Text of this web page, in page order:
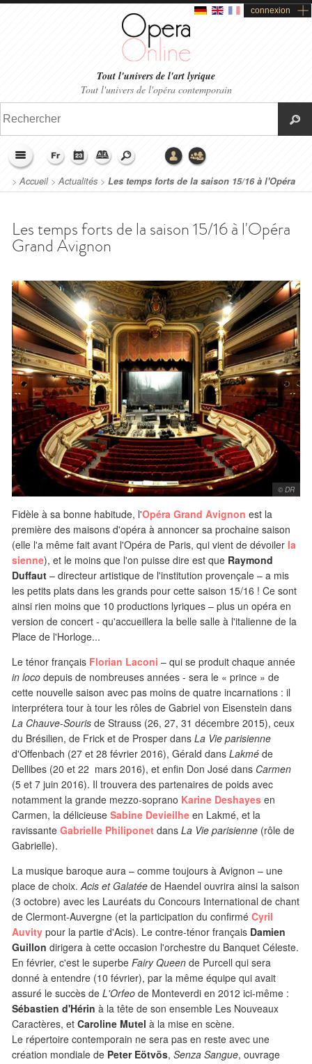
connexion
Tout l'univers de l'art lyrique
Tout l'univers de l'opéra contemporain
>Accueil>Actualités > Les temps forts de la saison 15/16 à l'Opéra
Grand Avignon
Les temps forts de la saison 15/16 à l'Opéra
Grand Avignon
© DR
Fidèle à sa bonne habitude, l'Opéra Grand Avignon est la
première des maisons d'opéra à annoncer sa prochaine saison
(elle l'a même fait avant l'Opéra de Paris, qui vient de dévoiler la
sienne), et le moins que l'on puisse dire est que Raymond
Duffaut – directeur artistique de l'institution provençale – a mis
les petits plats dans les grands pour cette saison 15/16 ! Ce sont
ainsi rien moins que 10 productions lyriques – plus un opéra en
version de concert - qu'accueillera la belle salle à l'italienne de la
Place de l'Horloge...
Le ténor français Florian Laconi – qui se produit chaque année
in loco depuis de nombreuses années - sera le « prince » de
cette nouvelle saison avec pas moins de quatre incarnations : il
interprétera tour à tour les rôles de Gabriel von Eisenstein dans
La Chauve-Souris de Strauss (26, 27, 31 décembre 2015), ceux
du Brésilien, de Frick et de Prosper dans La Vie parisienne
d'Offenbach (27 et 28 février 2016), Gérald dans Lakmé de
Dellibes (20 et 22 mars 2016), et enfin Don José dans Carmen
(5 et 7 juin 2016). Il trouvera des partenaires de poids avec
notamment la grande mezzo-soprano Karine Deshayes en
Carmen, la délicieuse Sabine Devieilhe en Lakmé, et la
ravissante Gabrielle Philiponet dans La Vie parisienne (rôle de
Gabrielle).
La musique baroque aura – comme toujours à Avignon – une
place de choix.Acis et Galatée de Haendel ouvrira ainsi la saison
(3 octobre) avec les Lauréats du Concours International de chant
de Clermont-Auvergne (et la participation du confirmé Cyril
Auvity pour la partie d'Acis). Le contre-ténor français Damien
Guillon dirigera à cette occasion l'orchestre du Banquet Céleste.
En février, c'est le superbe Fairy Queen de Purcell qui sera
donné à entendre (10 février), par la même équipe qui avait
assuré le succès de L'Orfeo de Monteverdi en 2012 ici-même :
Sébastien d'Hérin à la tête de son ensemble Les Nouveaux
Caractères, et Caroline Mutel à la mise en scène.
Le répertoire contemporain ne sera pas en reste avec une
création mondiale de Peter Eötvös, Senza Sangue, ouvrage